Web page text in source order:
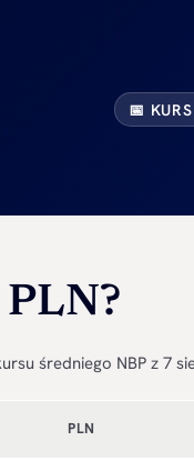
📅
średniego NBP z 7
PLN